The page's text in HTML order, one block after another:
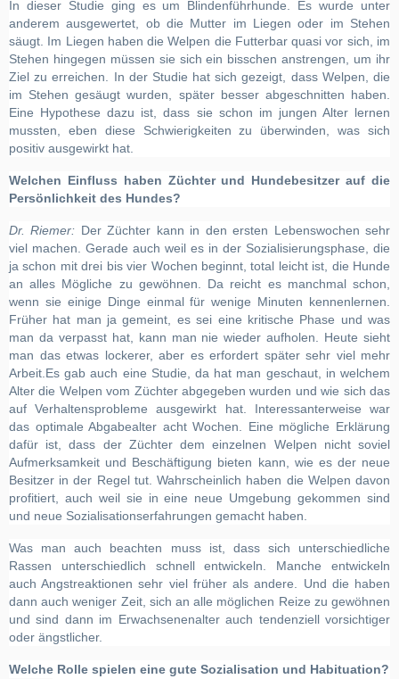
In dieser Studie ging es um Blindenführhunde. Es wurde unter
anderem ausgewertet, ob die Mutter im Liegen oder im Stehen
säugt. Im Liegen haben die Welpen die Futterbar quasi vor sich, im
Stehen hingegen müssen sie sich ein bisschen anstrengen, um ihr
Ziel zu erreichen. In der Studie hat sich gezeigt, dass Welpen, die
im Stehen gesäugt wurden, später besser abgeschnitten haben.
Eine Hypothese dazu ist, dass sie schon im jungen Alter lernen
mussten, eben diese Schwierigkeiten zu überwinden, was sich
positiv ausgewirkt hat.
Welchen Einfluss haben Züchter und Hundebesitzer auf die
Persönlichkeit des Hundes?
Dr. Riemer: Der Züchter kann in den ersten Lebenswochen sehr
viel machen. Gerade auch weil es in der Sozialisierungsphase, die
ja schon mit drei bis vier Wochen beginnt, total leicht ist, die Hunde
an alles Mögliche zu gewöhnen. Da reicht es manchmal schon,
wenn sie einige Dinge einmal für wenige Minuten kennenlernen.
Früher hat man ja gemeint, es sei eine kritische Phase und was
man da verpasst hat, kann man nie wieder aufholen. Heute sieht
man das etwas lockerer, aber es erfordert später sehr viel mehr
Arbeit. Es gab auch eine Studie, da hat man geschaut, in welchem
Alter die Welpen vom Züchter abgegeben wurden und wie sich das
auf Verhaltensprobleme ausgewirkt hat. Interessanterweise war
das optimale Abgabealter acht Wochen. Eine mögliche Erklärung
dafür ist, dass der Züchter dem einzelnen Welpen nicht soviel
Aufmerksamkeit und Beschäftigung bieten kann, wie es der neue
Besitzer in der Regel tut. Wahrscheinlich haben die Welpen davon
profitiert, auch weil sie in eine neue Umgebung gekommen sind
und neue Sozialisationserfahrungen gemacht haben.
Was man auch beachten muss ist, dass sich unterschiedliche
Rassen unterschiedlich schnell entwickeln. Manche entwickeln
auch Angstreaktionen sehr viel früher als andere. Und die haben
dann auch weniger Zeit, sich an alle möglichen Reize zu gewöhnen
und sind dann im Erwachsenenalter auch tendenziell vorsichtiger
oder ängstlicher.
Welche Rolle spielen eine gute Sozialisation und Habituation?